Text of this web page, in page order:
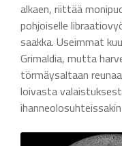
alkaen, riittää
pohjoiselle
saakka. Useimmat
Grimaldia, mutta
törmäysaltaan
loivasta